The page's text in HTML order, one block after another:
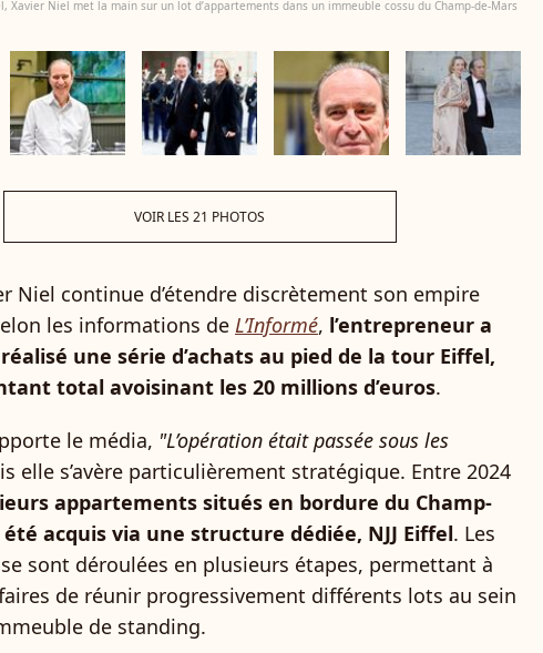
Xavier Niel met la main sur un lot d’appartements dans un immeuble cossu du Champ-de-Mars
VOIR LES 21 PHOTOS
Niel continue d’étendre discrètement son empire
les informations de L’Informé, l’entrepreneur a
une série d’achats au pied de la tour Eiffel,
total avoisinant les 20 millions d’euros.
le média, "L’opération était passée sous les
elle s’avère particulièrement stratégique. Entre 2024
appartements situés en bordure du Champ-
acquis via une structure dédiée, NJJ Eiffel. Les
sont déroulées en plusieurs étapes, permettant à
de réunir progressivement différents lots au sein
de standing.